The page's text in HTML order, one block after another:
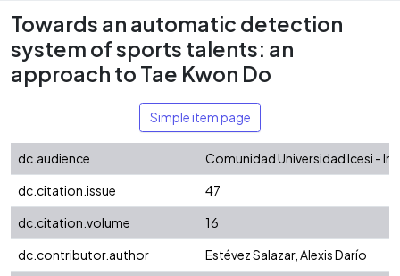
Towards an automatic detection
system of sports talents: an
approach to Tae Kwon Do
Simple item page
dc.audience
Comunidad Universidad Icesi -
dc.citation.issue
47
dc.citation.volume
16
dc.contributor.author
Estévez Salazar, Alexis Darío